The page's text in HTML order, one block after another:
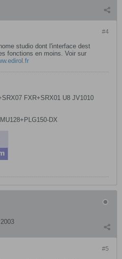
#4
studio dont l'interface dest
fonctions en moins. Voir sur
FXR+SRX01 U8 JV1010
DX
#5